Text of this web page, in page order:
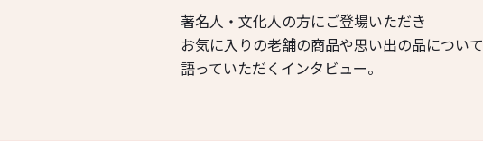
著名人・文化人の方にご登場いただき
お気に入りの老舗の商品や思い出の品について
語っていただくインタビュー。